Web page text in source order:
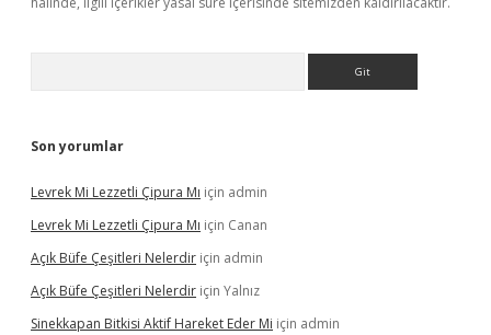
Son yorumlar
Levrek Mi Lezzetli Çipura Mı için admin
Levrek Mi Lezzetli Çipura Mı için Canan
Açık Büfe Çeşitleri Nelerdir için admin
Açık Büfe Çeşitleri Nelerdir için Yalnız
Sinekkapan Bitkisi Aktif Hareket Eder Mi için admin